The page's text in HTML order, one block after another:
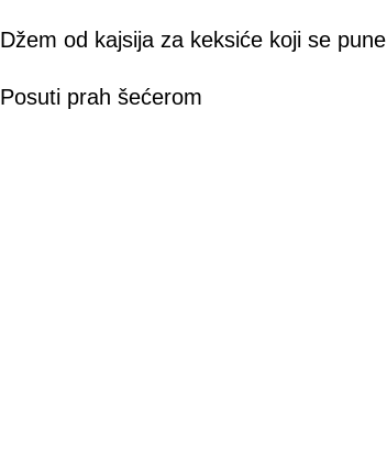
Džem od kajsija za keksiće koji se pune
Posuti prah šećerom